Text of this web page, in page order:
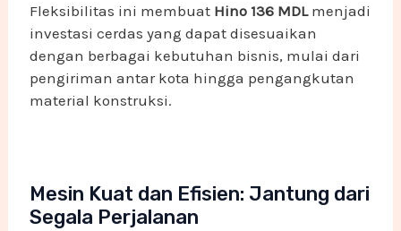
Fleksibilitas ini membuat Hino 136 MDLmenjadi
investasi cerdas yang dapat disesuaikan
dengan berbagai kebutuhan bisnis, mulai dari
pengiriman antar kota hingga pengangkutan
material konstruksi.
Mesin Kuat dan Efisien: Jantung dari
Segala Perjalanan